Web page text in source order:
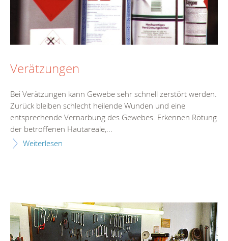
Verätzungen
Bei Verätzungen kann Gewebe sehr schnell zerstört werden.
Zurück bleiben schlecht heilende Wunden und eine
entsprechende Vernarbung des Gewebes. Erkennen Rötung
der betroffenen Hautareale,...
Weiterlesen